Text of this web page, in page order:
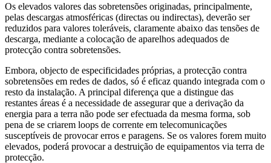
Os elevados valores das sobretensões originadas, principalmente,
pelas descargas atmosféricas (directas ou indirectas), deverão ser
reduzidos para valores toleráveis, claramente abaixo das tensões de
descarga, mediante a colocação de aparelhos adequados de
protecção contra sobretensões.
Embora, objecto de especificidades próprias, a protecção contra
sobretensões em redes de dados, só é eficaz quando integrada com o
resto da instalação. A principal diferença que a distingue das
restantes áreas é a necessidade de assegurar que a derivação da
energia para a terra não pode ser efectuada da mesma forma, sob
pena de se criarem loops de corrente em telecomunicações
susceptíveis de provocar erros e paragens. Se os valores forem muito
elevados, poderá provocar a destruição de equipamentos via terra de
protecção.